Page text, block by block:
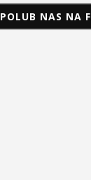
POLUB NAS NA